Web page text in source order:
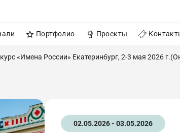
Портфолио Проекты
«Имена России» Екатеринбург, 2-3 мая 2026
02.05.2026 - 03.05.2026